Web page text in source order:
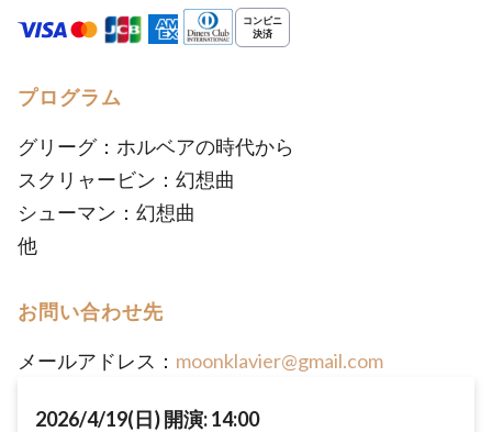
プログラム
グリーグ：ホルベアの時代から
スクリャービン：幻想曲
シューマン：幻想曲
他
お問い合わせ先
メールアドレス： moonklavier@gmail.com
2026/4/19(日) 開演: 14:00